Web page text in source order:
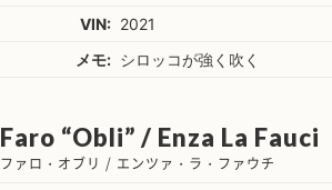
VIN: 2021
メモ: シロッコが強く吹く
Faro “Obli” / Enza La Fauci
ファロ・オブリ / エンツァ・ラ・ファウチ